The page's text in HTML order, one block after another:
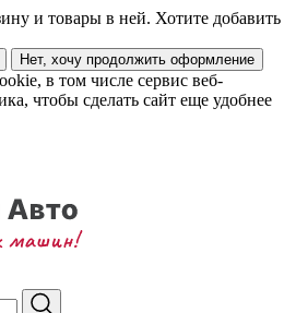
и товары в ней. Хотите добавить
Нет, хочу продолжить оформление
в том числе сервис веб-
чтобы сделать сайт еще удобнее